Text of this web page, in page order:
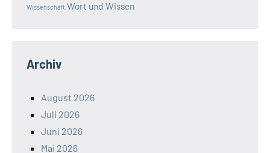
Wissenschaft Wort und Wissen
Archiv
August 2026
Juli 2026
Juni 2026
Mai 2026